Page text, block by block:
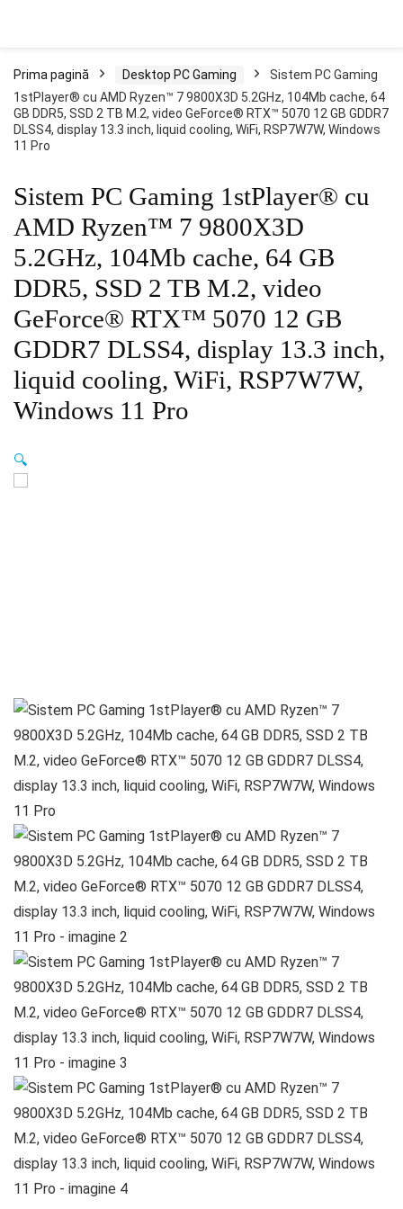
Prima pagină Desktop PC Gaming
Sistem PC Gaming
1stPlayer® cu AMD Ryzen™ 7 9800X3D 5.2GHz, 104Mb cache, 64
GB DDR5, SSD 2 TB M.2, video GeForce® RTX™ 5070 12 GB GDDR7
DLSS4, display 13.3 inch, liquid cooling, WiFi, RSP7W7W, Windows
11 Pro
Sistem PC Gaming 1stPlayer® cu
AMD Ryzen™ 7 9800X3D
5.2GHz, 104Mb cache, 64 GB
DDR5, SSD 2 TB M.2, video
GeForce® RTX™ 5070 12 GB
GDDR7 DLSS4, display 13.3 inch,
liquid cooling, WiFi, RSP7W7W,
Windows 11 Pro
🔍